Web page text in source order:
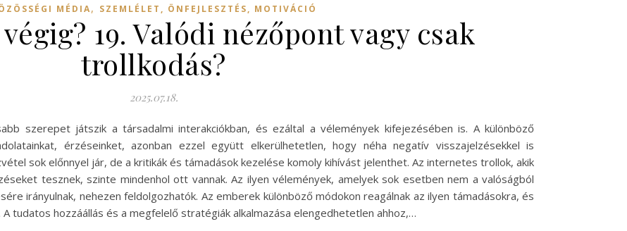
MÉDIA, SZEMLÉLET, ÖNFEJLESZTÉS, MOTIVÁCIÓ
19. Valódi nézőpont vagy csak
trollkodás?
2025.07.18.
szerepet játszik a társadalmi interakciókban, és ezáltal a vélemények kifejezésében is. A különböző
érzéseinket, azonban ezzel együtt elkerülhetetlen, hogy néha negatív visszajelzésekkel is
sok előnnyel jár, de a kritikák és támadások kezelése komoly kihívást jelenthet. Az internetes trollok, akik
tesznek, szinte mindenhol ott vannak. Az ilyen vélemények, amelyek sok esetben nem a valóságból
irányulnak, nehezen feldolgozhatók. Az emberek különböző módokon reagálnak az ilyen támadásokra, és
tudatos hozzáállás és a megfelelő stratégiák alkalmazása elengedhetetlen ahhoz,…